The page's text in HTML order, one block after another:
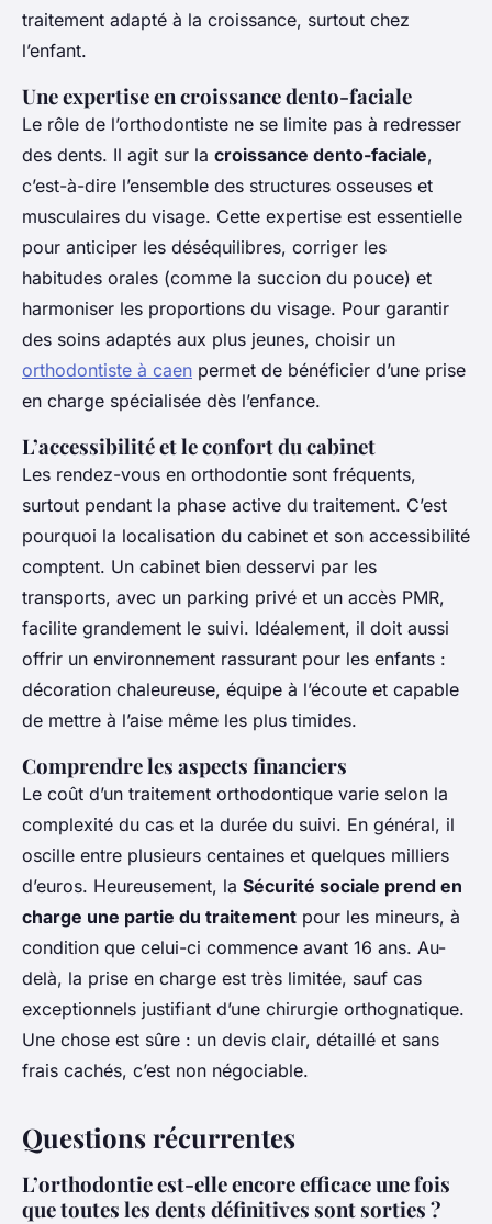
traitement adapté à la croissance, surtout chez
l’enfant.
Une expertise en croissance dento-faciale
Le rôle de l’orthodontiste ne se limite pas à redresser
des dents. Il agit sur la croissance dento-faciale,
c’est-à-dire l’ensemble des structures osseuses et
musculaires du visage. Cette expertise est essentielle
pour anticiper les déséquilibres, corriger les
habitudes orales (comme la succion du pouce) et
harmoniser les proportions du visage. Pour garantir
des soins adaptés aux plus jeunes, choisir un
orthodontiste à caen permet de bénéficier d’une prise
en charge spécialisée dès l’enfance.
L’accessibilité et le confort du cabinet
Les rendez-vous en orthodontie sont fréquents,
surtout pendant la phase active du traitement. C’est
pourquoi la localisation du cabinet et son accessibilité
comptent. Un cabinet bien desservi par les
transports, avec un parking privé et un accès PMR,
facilite grandement le suivi. Idéalement, il doit aussi
offrir un environnement rassurant pour les enfants :
décoration chaleureuse, équipe à l’écoute et capable
de mettre à l’aise même les plus timides.
Comprendre les aspects financiers
Le coût d’un traitement orthodontique varie selon la
complexité du cas et la durée du suivi. En général, il
oscille entre plusieurs centaines et quelques milliers
d’euros. Heureusement, la Sécurité sociale prend en
charge une partie du traitement pour les mineurs, à
condition que celui-ci commence avant 16 ans. Au-
delà, la prise en charge est très limitée, sauf cas
exceptionnels justifiant d’une chirurgie orthognatique.
Une chose est sûre : un devis clair, détaillé et sans
frais cachés, c’est non négociable.
Questions récurrentes
L’orthodontie est-elle encore efficace une fois
que toutes les dents définitives sont sorties ?